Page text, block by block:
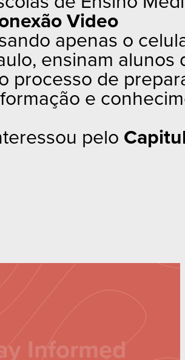
Video
apenas o
ensinam
processo de
e
pelo
Informed